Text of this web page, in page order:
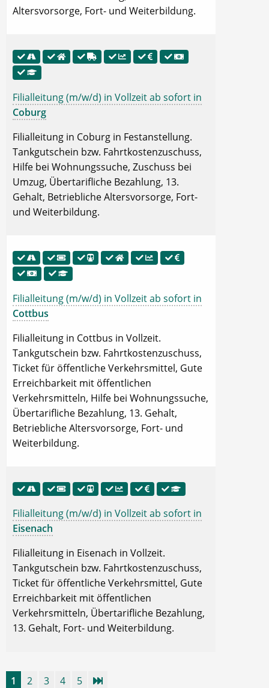
Altersvorsorge, Fort- und Weiterbildung.
Filialleitung (m/w/d) in Vollzeit ab sofort in
Coburg
Filialleitung in Coburg in Festanstellung.
Tankgutschein bzw. Fahrtkostenzuschuss,
Hilfe bei Wohnungssuche, Zuschuss bei
Umzug, Übertarifliche Bezahlung, 13.
Gehalt, Betriebliche Altersvorsorge, Fort-
und Weiterbildung.
Filialleitung (m/w/d) in Vollzeit ab sofort in
Cottbus
Filialleitung in Cottbus in Vollzeit.
Tankgutschein bzw. Fahrtkostenzuschuss,
Ticket für öffentliche Verkehrsmittel, Gute
Erreichbarkeit mit öffentlichen
Verkehrsmitteln, Hilfe bei Wohnungssuche,
Übertarifliche Bezahlung, 13. Gehalt,
Betriebliche Altersvorsorge, Fort- und
Weiterbildung.
Filialleitung (m/w/d) in Vollzeit ab sofort in
Eisenach
Filialleitung in Eisenach in Vollzeit.
Tankgutschein bzw. Fahrtkostenzuschuss,
Ticket für öffentliche Verkehrsmittel, Gute
Erreichbarkeit mit öffentlichen
Verkehrsmitteln, Übertarifliche Bezahlung,
13. Gehalt, Fort- und Weiterbildung.
1 2 3 4 5